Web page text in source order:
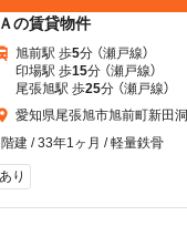
の賃貸物件
旭前駅 歩5分 （瀬戸線）
印場駅 歩15分 （瀬戸線）
尾張旭駅 歩25分 （瀬戸線）
愛知県尾張旭市旭前町新田洞
建 / 33年1ヶ月 / 軽量鉄骨
り